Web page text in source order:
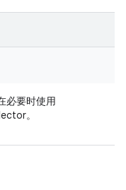
必要时使用
。